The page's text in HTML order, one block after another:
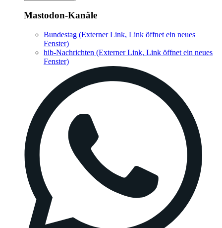
Mastodon-Kanäle
Bundestag (Externer Link, Link öffnet ein neues
Fenster)
hib-Nachrichten (Externer Link, Link öffnet ein neues
Fenster)